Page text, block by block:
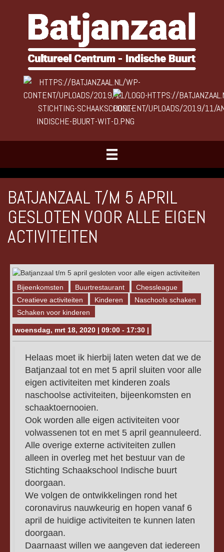
BATJANZAAL T/M 5 APRIL
GESLOTEN VOOR ALLE EIGEN
ACTIVITEITEN
Bijeenkomsten Buurtrestaurant
Chessleague
Creatieve activiteiten
Kinderen
Naschools schaken
Schaken voor kinderen
woensdag, mrt 18, 2020 | 09:00 - 17:30 |
Helaas moet ik hierbij laten weten dat we de
Batjanzaal tot en met 5 april sluiten voor alle
eigen activiteiten met kinderen zoals
naschoolse activiteiten, bijeenkomsten en
schaaktoernooien.
Ook worden alle eigen activiteiten voor
volwassenen tot en met 5 april geannuleerd.
Alle overige externe activiteiten zullen
alleen in overleg met het bestuur van de
Stichting Schaakschool Indische buurt
doorgaan.
We volgen de ontwikkelingen rond het
coronavirus nauwkeurig en hopen vanaf 6
april de huidige activiteiten te kunnen laten
doorgaan.
Daarnaast willen we aangeven dat iedereen